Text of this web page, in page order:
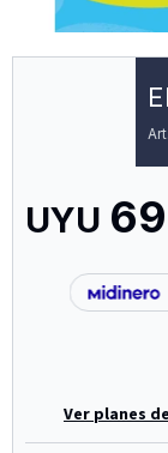
UYU
Ver planes